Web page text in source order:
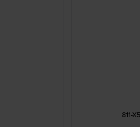
811-